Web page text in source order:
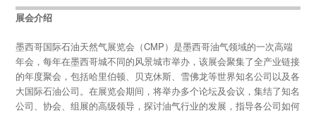
展会介绍
墨西哥国际石油天然气展览会（CMP）是墨西哥油气领域的一次高端
年会，每年在墨西哥城不同的风景城市举办，该展会聚集了全产业链接
的年度聚会，包括哈里伯顿、贝克休斯、雪佛龙等世界知名公司以及各
大国际石油公司。在展览会期间，将举办多个论坛及会议，集结了知名
公司、协会、组展的高级领导，探讨油气行业的发展，指导各公司如何